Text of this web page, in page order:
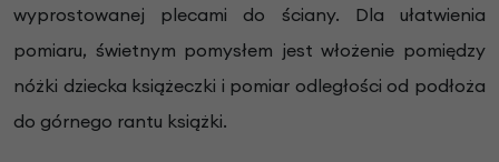
wyprostowanej plecami do ściany. Dla ułatwienia
pomiaru, świetnym pomysłem jest włożenie pomiędzy
nóżki dziecka książeczki i pomiar odległości od podłoża
do górnego rantu książki.